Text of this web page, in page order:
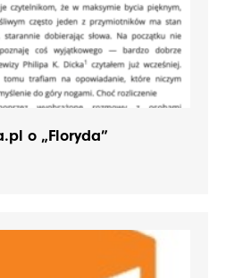
o „Floryda”